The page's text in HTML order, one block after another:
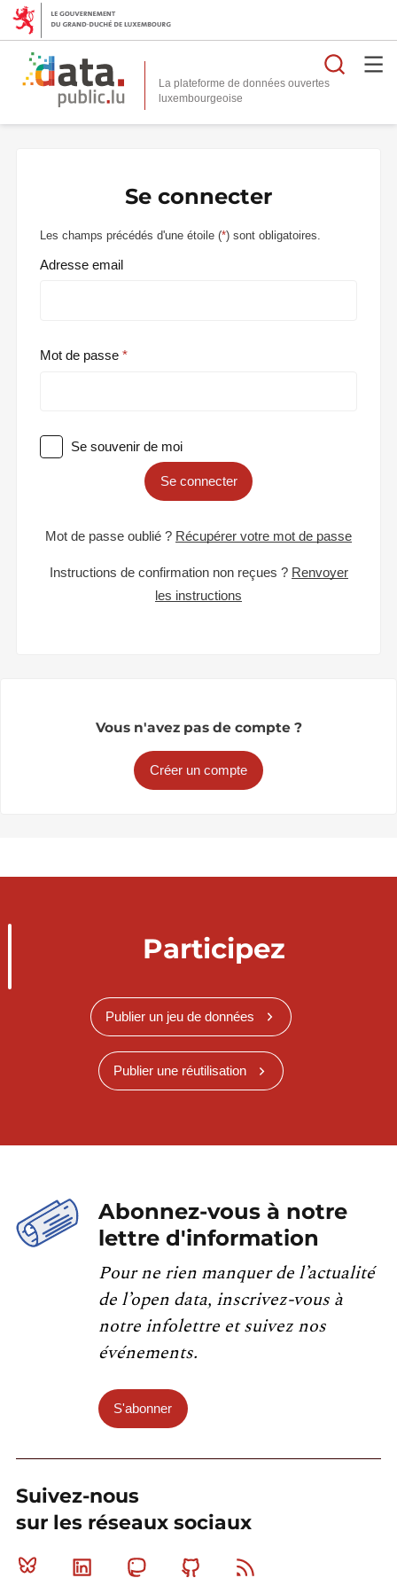
La plateforme de données ouvertes
Se connecter
Les champs précédés d'une étoile (*) sont obligatoires.
Adresse email
Mot de passe
Se souvenir de moi
Se connecter
Mot de passe oublié ? Récupérer votre mot de passe
Instructions de confirmation non reçues ? Renvoyer
les instructions
Vous n'avez pas de compte ?
Créer un compte
Participez
Publier un jeu de données
Publier une réutilisation
Abonnez-vous à notre
lettre d'information
Pour ne rien manquer de l’actualité
de l’open data, inscrivez-vous à
notre infolettre et suivez nos
événements.
S'abonner
Suivez-nous
sur les réseaux sociaux
Bluesky Linkedin MastodonGithub